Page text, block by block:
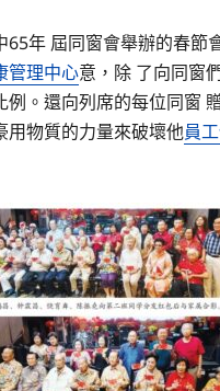
年 屆同窗會舉辦的春節
管理中心意，除 了向同窗
。還向列席的每位同窗
用物質的力量來破壞他員